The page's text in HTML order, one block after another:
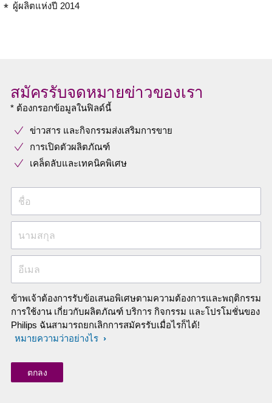
ผู้ผลิตแห่งปี 2014
สมัครรับจดหมายข่าวของเรา
* ต้องกรอกข้อมูลในฟิลด์นี้
ข่าวสาร และกิจกรรมส่งเสริมการขาย
การเปิดตัวผลิตภัณฑ์
เคล็ดลับและเทคนิคพิเศษ
ชื่อ
นามสกุล
อีเมล
ข้าพเจ้าต้องการรับข้อเสนอพิเศษตามความต้องการและพฤติกรรม
การใช้งาน เกี่ยวกับผลิตภัณฑ์ บริการ กิจกรรม และโปรโมชั่นของ
Philips ฉันสามารถยกเลิกการสมัครรับเมื่อไรก็ได้!
หมายความว่าอย่างไร